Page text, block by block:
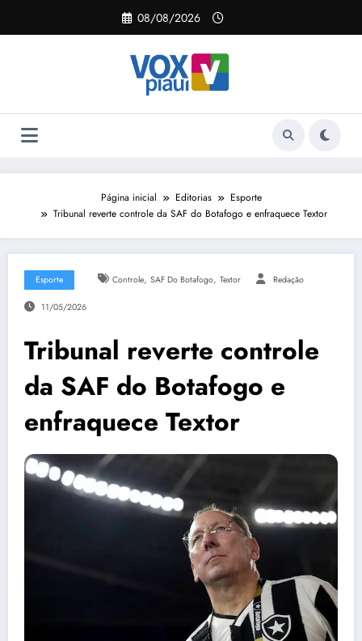
o
08/08/2026
Página inicial Editorias
Esporte
Tribunal reverte controle da SAF do Botafogo e enfraquece Textor
Esporte Controle, SAF Do Botafogo, Textor Redação
11/05/2026
Tribunal reverte controle
da SAF do Botafogo e
enfraquece Textor